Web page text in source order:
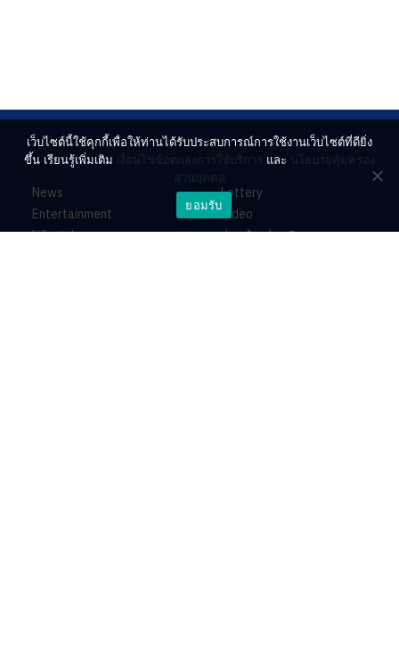
News
Entertainment
Lifestyle
Lottery
Video
ร่วมด้วยช่วยกัน
เว็บไซต์นี้ใช้คุกกี้เพื่อให้ท่านได้รับประสบการณ์การใช้งานเว็บไซต์ที่ดียิ่ง
ขึ้น เรียนรู้เพิ่มเติม เงื่อนไขข้อตกลงการใช้บริการ และ นโยบายคุ้มครอง
ส่วนบุคคล
ยอมรับ